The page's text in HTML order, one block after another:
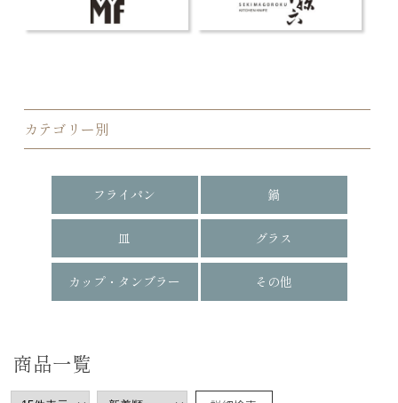
カテゴリー別
フライパン 鍋
皿 グラス
カップ・タンブラー その他
商品一覧